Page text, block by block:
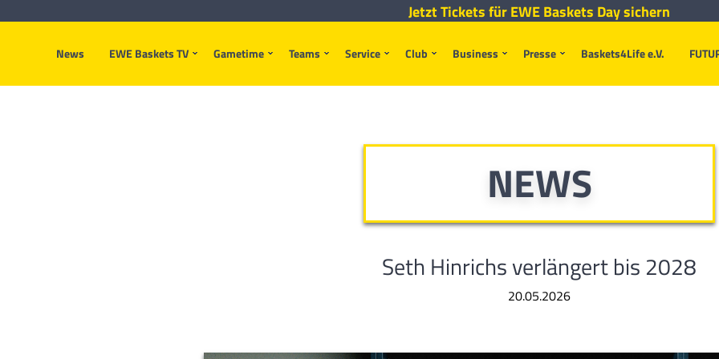
News EWE Baskets TV Gametime Teams Service Club Business Presse Baskets4Life e.V.
Jetzt Tickets für EWE Baskets Day sichern
NEWS
Seth Hinrichs verlängert bis 2028
20.05.2026